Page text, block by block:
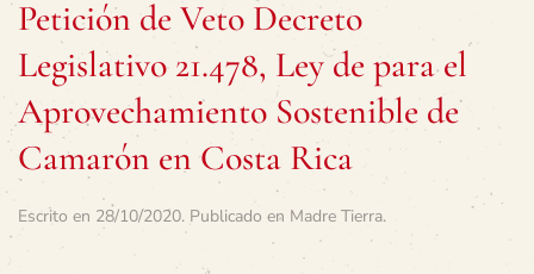
Petición de Veto Decreto
Legislativo 21.478, Ley de para el
Aprovechamiento Sostenible de
Camarón en Costa Rica
Escrito en 28/10/2020. Publicado en Madre Tierra.